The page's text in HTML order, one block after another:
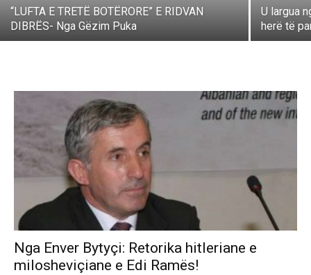
“LUFTA E TRETË BOTËRORE” E RIDVAN
DIBRËS- Nga Gëzim Puka
U largua
herë të
Nga Enver Bytyçi: Retorika hitleriane e
milosheviçiane e Edi Ramës!